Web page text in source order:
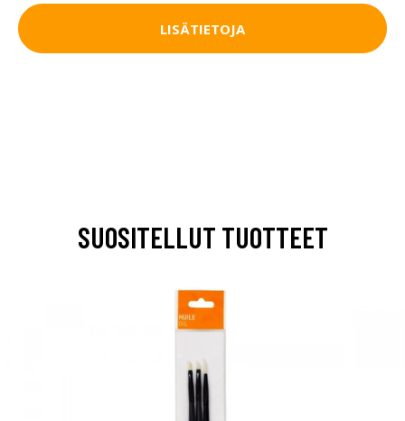
LISÄTIETOJA
SUOSITELLUT TUOTTEET